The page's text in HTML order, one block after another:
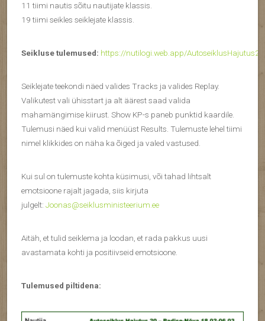
11 tiimi nautis sõitu nautijate klassis.
19 tiimi seikles seiklejate klassis.
Seikluse tulemused: https://nutilogi.web.app/AutoseiklusHajutus20
Seiklejate teekondi näed valides Tracks ja valides Replay.
Valikutest vali ühisstart ja alt äärest saad valida
mahamängimise kiirust. Show KP-s paneb punktid kaardile.
Tulemusi näed kui valid menüüst Results. Tulemuste lehel tiimi
nimel klikkides on näha ka õiged ja valed vastused.
Kui sul on tulemuste kohta küsimusi, või tahad lihtsalt
emotsioone rajalt jagada, siis kirjuta
julgelt: Joonas@seiklusministeerium.ee
Aitäh, et tulid seiklema ja loodan, et rada pakkus uusi
avastamata kohti ja positiivseid emotsioone.
Tulemused piltidena: